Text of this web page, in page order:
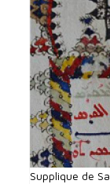
Supplique de